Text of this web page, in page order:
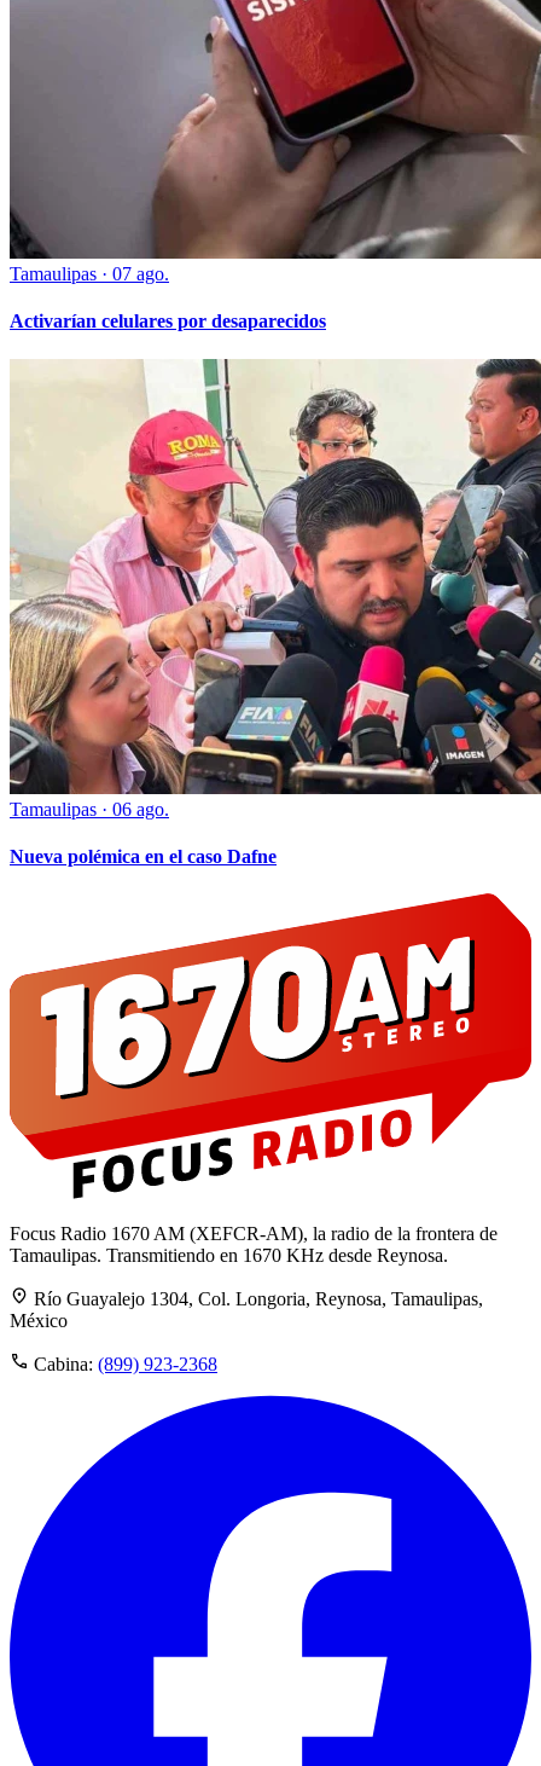
Tamaulipas · 07 ago.
Activarían celulares por desaparecidos
Tamaulipas · 06 ago.
Nueva polémica en el caso Dafne
Focus Radio 1670 AM (XEFCR-AM), la radio de la frontera de
Tamaulipas. Transmitiendo en 1670 KHz desde Reynosa.
Río Guayalejo 1304, Col. Longoria, Reynosa, Tamaulipas,
México
Cabina: (899) 923-2368